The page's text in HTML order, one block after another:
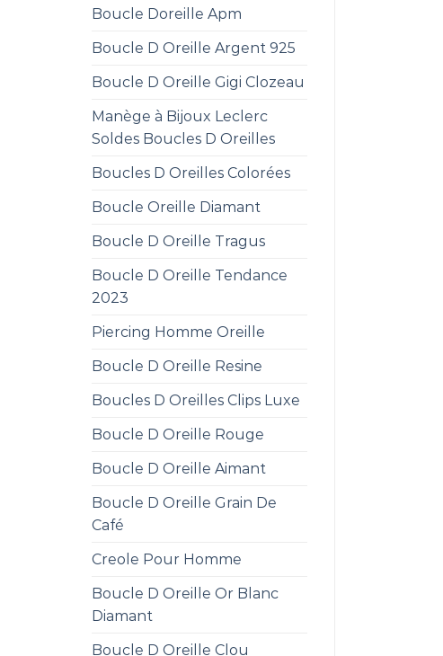
Boucle Doreille Apm
Boucle D Oreille Argent 925
Boucle D Oreille Gigi Clozeau
Manège à Bijoux Leclerc
Soldes Boucles D Oreilles
Boucles D Oreilles Colorées
Boucle Oreille Diamant
Boucle D Oreille Tragus
Boucle D Oreille Tendance
2023
Piercing Homme Oreille
Boucle D Oreille Resine
Boucles D Oreilles Clips Luxe
Boucle D Oreille Rouge
Boucle D Oreille Aimant
Boucle D Oreille Grain De
Café
Creole Pour Homme
Boucle D Oreille Or Blanc
Diamant
Boucle D Oreille Clou